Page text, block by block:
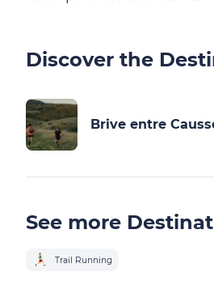
Discover the
Brive entre
See more
Trail Running